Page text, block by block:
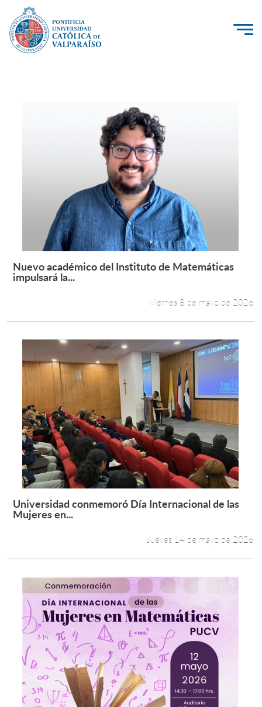
Vinculación con el Medio
Postgrado
Formación Continua
Funcionarios
Alumni
English
Leer más +
Nuevo académico del Instituto de Matemáticas
impulsará la...
Viernes 8 de mayo de 2026
Leer más +
Universidad conmemoró Día Internacional de las
Mujeres en...
Jueves 14 de mayo de 2026